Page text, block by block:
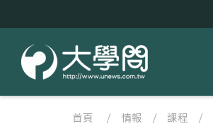
首頁 / 情報 / 課程 /